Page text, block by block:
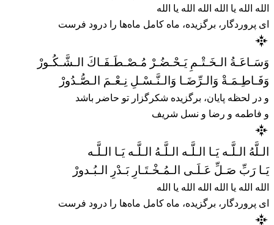
الله الله یا الله الله الله یا الله
ای پروردگار، برگزیده، ماه کامل ماه‌ها را درود فرست
وَسَـاعَـةُ الـخَـتْـمِ يَـحْـضُـرْ مُـصْـطَـفَـاكَ الـشَّـكُـورْ
وَفَـاطِـمَـةْ وَالـرِّضَـا وَالـنَّـسْـلِ نِـعْـمَ الـصُّـدُورْ
و در لحظه پایان، برگزیده شکرگزار تو حاضر باشد
و فاطمه و رضا و نسل شریف
الـلَّهُ الـلَّـه يَـا الـلَّـه الـلَّـهُ الـلَّـه يَـا الـلَّـه
يَـا رَبِّ صَـلِّ عَـلَـى الـمُـخْـتَـارِ بَـدْرِ الـبُـدورْ
الله الله یا الله الله الله یا الله
ای پروردگار، برگزیده، ماه کامل ماه‌ها را درود فرست